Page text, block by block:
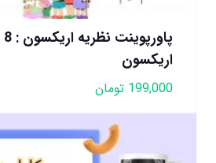
اریکسون
199,000 تومان